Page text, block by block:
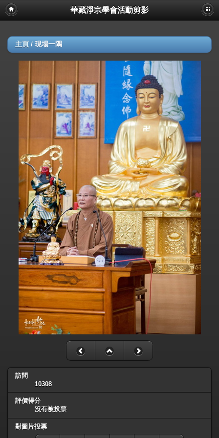
華藏淨宗學會活動剪影
主頁 / 現場一隅
訪問
10308
評價得分
沒有被投票
對圖片投票